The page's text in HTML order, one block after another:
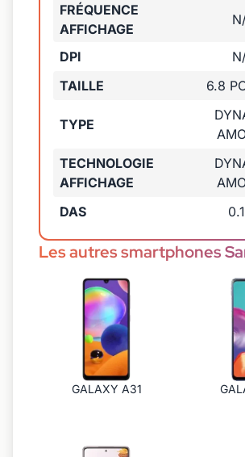
FRÉQUENCE
AFFICHAGE
DPI
TAILLE
6.8
TYPE
TECHNOLOGIE
AFFICHAGE
DAS
Les autres smartphones
GALAXY A31